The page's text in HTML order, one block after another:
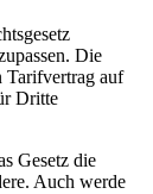
Die
Tarifvertrag auf
Dritte
Gesetz die
Auch werde